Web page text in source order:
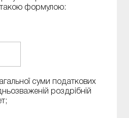
такою формулою:
суми податкових
роздрібній